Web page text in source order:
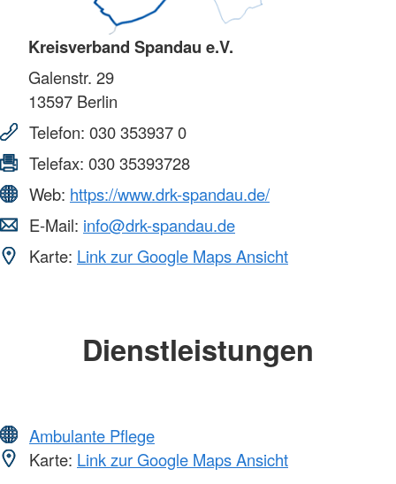
Kreisverband Spandau e.V.
Galenstr. 29
13597 Berlin
Telefon: 030 353937 0
Telefax: 030 35393728
Web: https://www.drk-spandau.de/
E-Mail: info@drk-spandau.de
Karte: Link zur Google Maps Ansicht
Dienstleistungen
Ambulante Pflege
Karte: Link zur Google Maps Ansicht